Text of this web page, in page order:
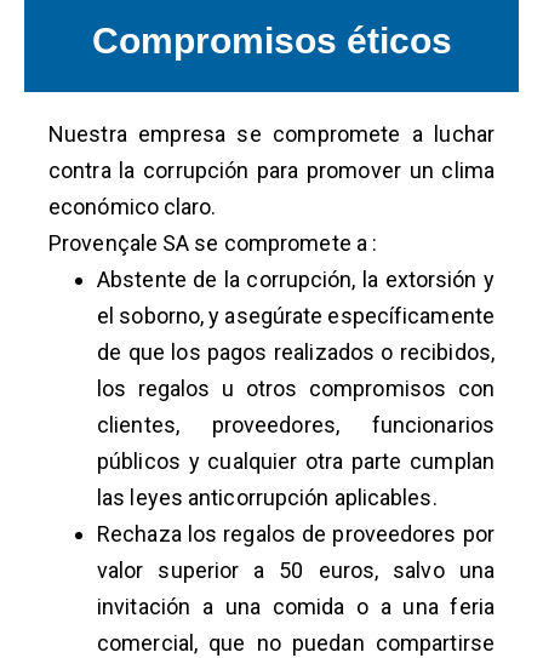
Compromisos éticos
Nuestra empresa se compromete a luchar
contra la corrupción para promover un clima
económico claro.
Provençale SA se compromete a :
Abstente de la corrupción, la extorsión y
el soborno, y asegúrate específicamente
de que los pagos realizados o recibidos,
los regalos u otros compromisos con
clientes, proveedores, funcionarios
públicos y cualquier otra parte cumplan
las leyes anticorrupción aplicables.
Rechaza los regalos de proveedores por
valor superior a 50 euros, salvo una
invitación a una comida o a una feria
comercial, que no puedan compartirse